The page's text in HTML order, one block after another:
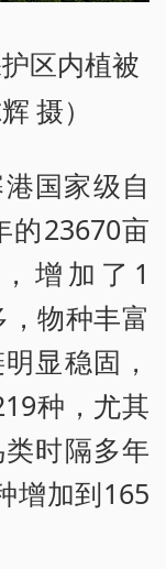
区内植被
摄）
国家级自
的23670亩
增加了1
物种丰富
显稳固，
种，尤其
时隔多年
增加到165